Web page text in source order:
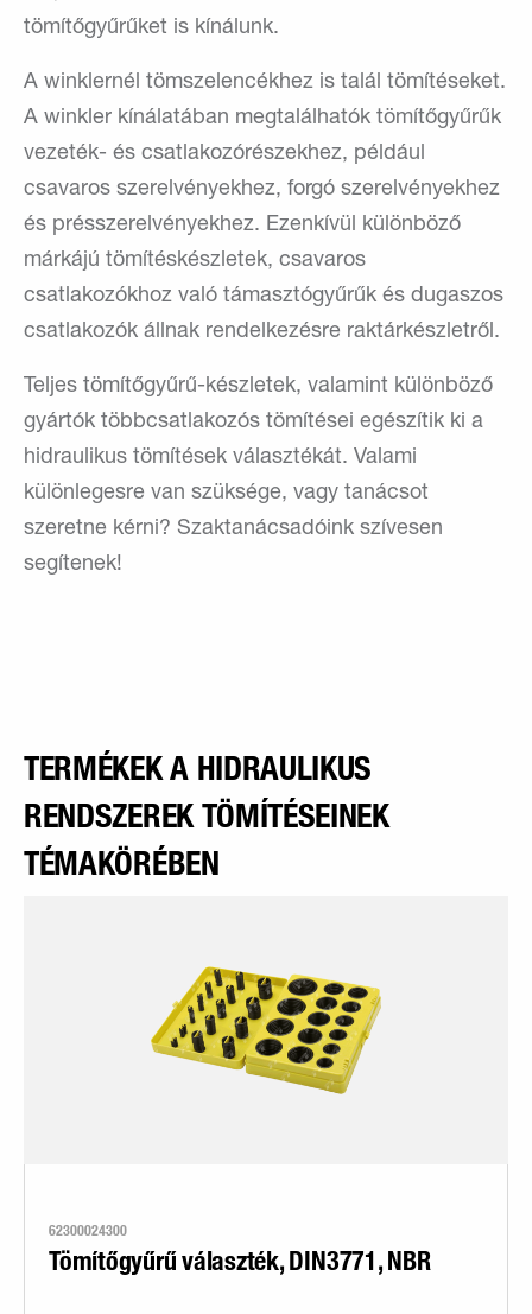
tömítőgyűrűket is kínálunk.
A winklernél tömszelencékhez is talál tömítéseket.
A winkler kínálatában megtalálhatók tömítőgyűrűk
vezeték- és csatlakozórészekhez, például
csavaros szerelvényekhez, forgó szerelvényekhez
és présszerelvényekhez. Ezenkívül különböző
márkájú tömítéskészletek, csavaros
csatlakozókhoz való támasztógyűrűk és dugaszos
csatlakozók állnak rendelkezésre raktárkészletről.
Teljes tömítőgyűrű-készletek, valamint különböző
gyártók többcsatlakozós tömítései egészítik ki a
hidraulikus tömítések választékát. Valami
különlegesre van szüksége, vagy tanácsot
szeretne kérni? Szaktanácsadóink szívesen
segítenek!
TERMÉKEK A HIDRAULIKUS
RENDSZEREK TÖMÍTÉSEINEK
TÉMAKÖRÉBEN
62300024300
Tömítőgyűrű választék, DIN3771, NBR